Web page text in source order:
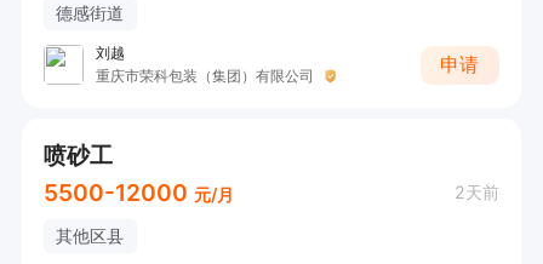
德感街道
刘越
重庆市荣科包装（集团）有限公司
申请
喷砂工
5500-12000 元/月 2天前
其他区县